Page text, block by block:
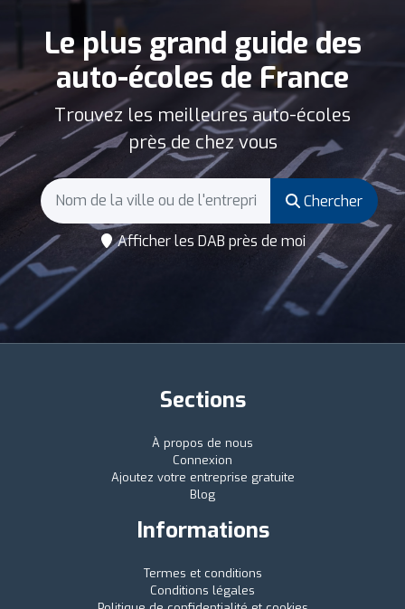
Le plus grand guide des
auto-écoles de France
Trouvez les meilleures auto-écoles
près de chez vous
Chercher
Afficher les DAB près de moi
Sections
À propos de nous
Connexion
Ajoutez votre entreprise gratuite
Blog
Informations
Termes et conditions
Conditions légales